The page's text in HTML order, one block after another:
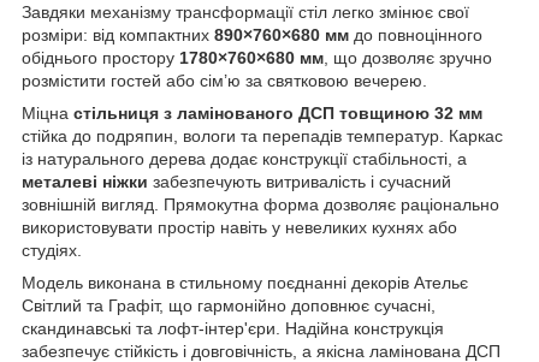
Завдяки механізму трансформації стіл легко змінює свої
розміри: від компактних 890×760×680 мм до повноцінного
обіднього простору 1780×760×680 мм , що дозволяє зручно
розмістити гостей або сім’ю за святковою вечерею.
Міцна стільниця з ламінованого ДСП товщиною 32 мм
стійка до подряпин, вологи та перепадів температур. Каркас
із натурального дерева додає конструкції стабільності, а
металеві ніжки забезпечують витривалість і сучасний
зовнішній вигляд. Прямокутна форма дозволяє раціонально
використовувати простір навіть у невеликих кухнях або
студіях.
Модель виконана в стильному поєднанні декорів Ательє
Світлий та Графіт, що гармонійно доповнює сучасні,
скандинавські та лофт-інтер'єри. Надійна конструкція
забезпечує стійкість і довговічність, а якісна ламінована ДСП